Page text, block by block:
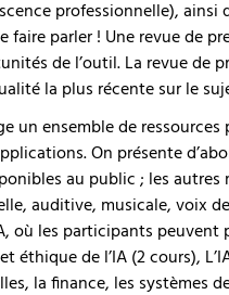
professionnelle), ainsi
faire parler ! Une revue de
de l’outil. La revue de
la plus récente sur le
un ensemble de
On présente
au public ; les autres
auditive, musicale, voix
où les participants peuvent
éthique de l’IA (2 cours),
la finance, les systèmes